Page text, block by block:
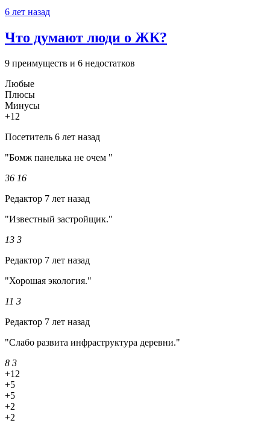
6 лет назад
Что думают люди о ЖК?
9 преимуществ и 6 недостатков
Любые
Плюсы
Минусы
+12
Посетитель 6 лет назад
"Бомж панелька не очем "
36 16
Редактор 7 лет назад
"Известный застройщик."
13 3
Редактор 7 лет назад
"Хорошая экология."
11 3
Редактор 7 лет назад
"Слабо развита инфраструктура деревни."
8 3
+12
+5
+5
+2
+2